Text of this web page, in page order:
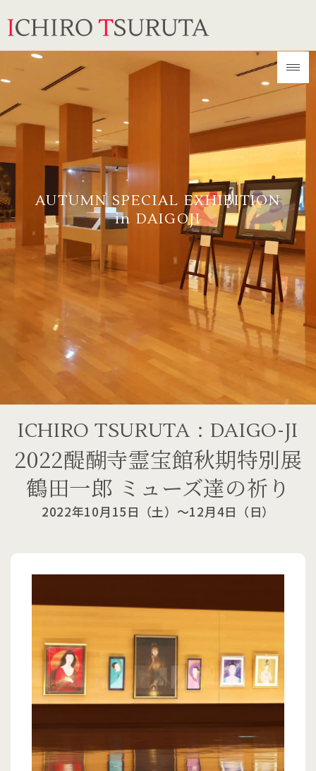
AUTUMN SPECIAL EXHIBITION
in DAIGOJI
ICHIRO TSURUTA：DAIGO-JI
2022醍醐寺霊宝館秋期特別展
鶴田一郎 ミューズ達の祈り
2022年10月15日（土）〜12月4日（日）